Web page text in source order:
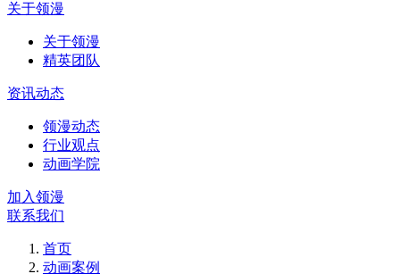
关于领漫
关于领漫
精英团队
资讯动态
领漫动态
行业观点
动画学院
加入领漫
联系我们
首页
动画案例